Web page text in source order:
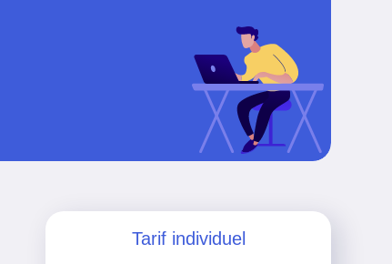
Tarif individuel